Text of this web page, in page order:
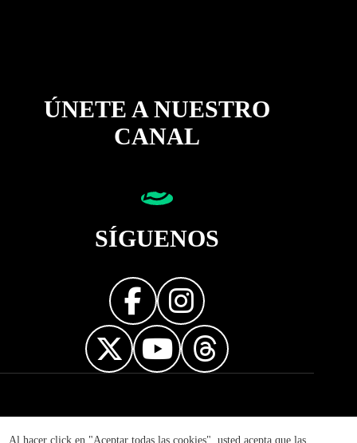
Al hacer click en "Aceptar todas las cookies", usted acepta que las
ÚNETE A NUESTRO
CANAL
SÍGUENOS